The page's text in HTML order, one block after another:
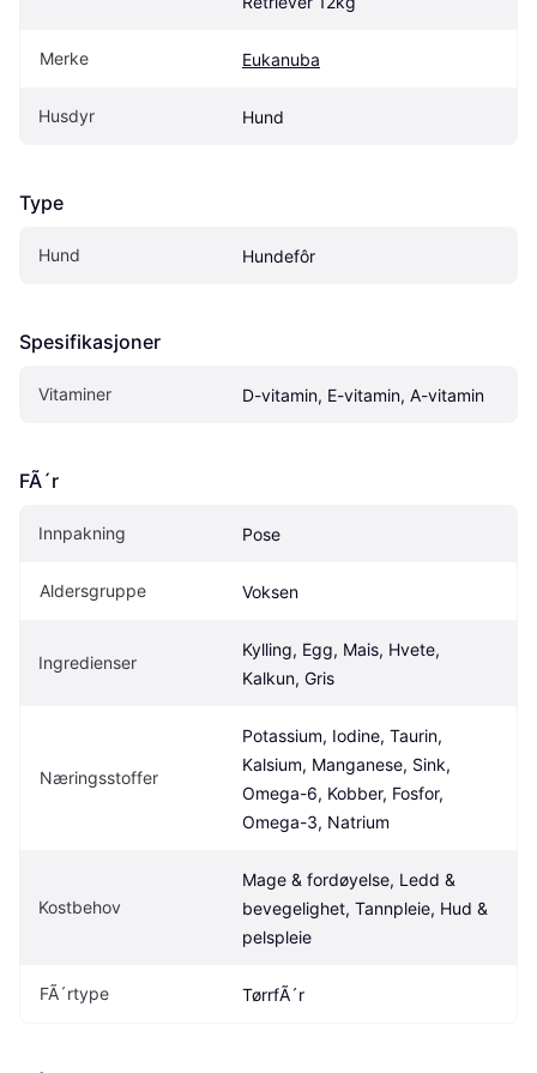
Merke Eukanuba
Husdyr Hund
Type
Hund Hundefôr
Spesifikasjoner
Vitaminer D-vitamin, E-vitamin, A-vitamin
FÃ´r
Innpakning Pose
Aldersgruppe Voksen
Ingredienser
Kylling, Egg, Mais, Hvete,
Kalkun, Gris
Næringsstoffer
Potassium, Iodine, Taurin,
Kalsium, Manganese, Sink,
Omega-6, Kobber, Fosfor,
Omega-3, Natrium
Kostbehov
Mage & fordøyelse, Ledd &
bevegelighet, Tannpleie, Hud &
pelspleie
FÃ´rtype TørrfÃ´r